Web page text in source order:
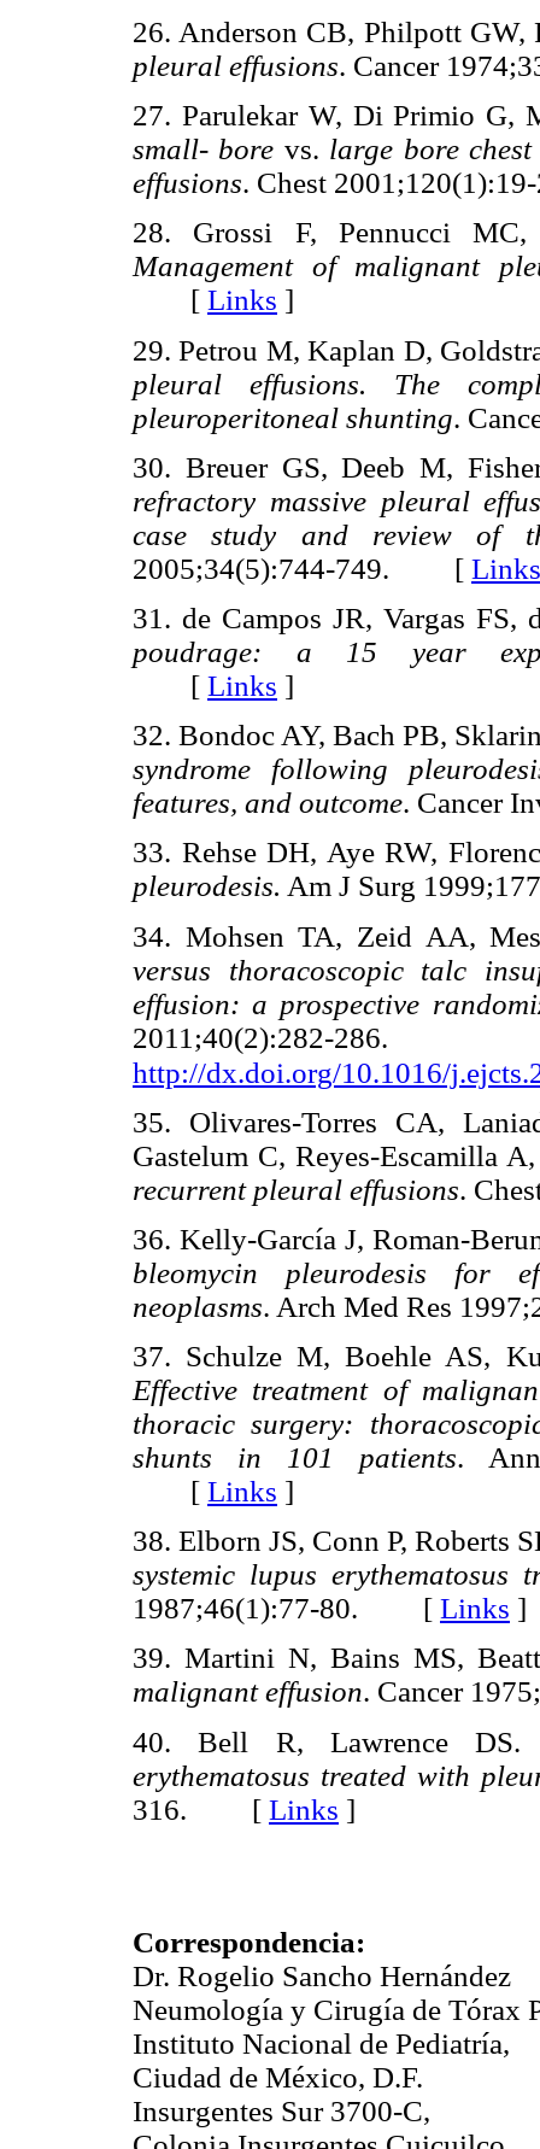
26. Anderson CB, Philpott GW,
pleural effusions. Cancer
27. Parulekar W, Di Primio G,
small- bore vs. large bore
effusions. Chest
28. Grossi F, Pennucci
Management of malignant
[ Links ]
29. Petrou M, Kaplan D,
pleural effusions. The
pleuroperitoneal shunting.
30. Breuer GS, Deeb M,
refractory massive pleural
case study and review of
2005;34(5):744-749. [ Links
31. de Campos JR, Vargas FS,
poudrage: a 15 year
[ Links ]
32. Bondoc AY, Bach PB,
syndrome following
features, and outcome. Cancer
33. Rehse DH, Aye RW,
pleurodesis. Am J Surg
34. Mohsen TA, Zeid AA,
versus thoracoscopic talc
effusion: a prospective
2011;40(2):282-286.
http://dx.doi.org/10.1016/
35. Olivares-Torres CA,
Gastelum C, Reyes-Escamilla
recurrent pleural effusions.
36. Kelly-García J, Roman-
bleomycin pleurodesis for
neoplasms. Arch Med Res
37. Schulze M, Boehle AS,
Effective treatment of
thoracic surgery:
shunts in 101 patients. Ann
[ Links ]
38. Elborn JS, Conn P, Roberts
systemic lupus erythematosus
1987;46(1):77-80. [ Links ]
39. Martini N, Bains MS,
malignant effusion. Cancer
40. Bell R, Lawrence
erythematosus treated with
316. [ Links ]
Correspondencia:
Dr. Rogelio Sancho Hernández
Neumología y Cirugía de Tórax
Instituto Nacional de Pediatría,
Ciudad de México, D.F.
Insurgentes Sur 3700-C,